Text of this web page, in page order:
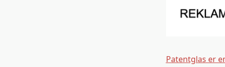
Patentglas er